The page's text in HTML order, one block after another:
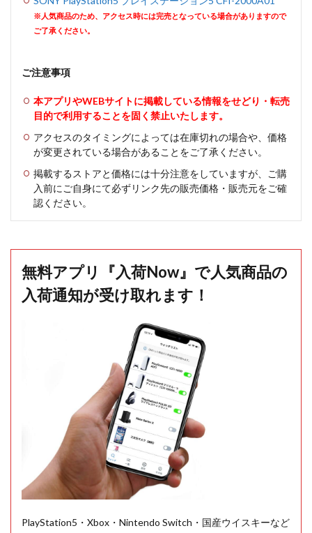
※人気商品のため、アクセス時には完売となっている場合がありますので
ご了承ください。
ご注意事項
本アプリやWEBサイトに掲載している情報をせどり・転売
目的で利用することを固く禁止いたします。
アクセスのタイミングによっては在庫切れの場合や、価格
が変更されている場合があることをご了承ください。
掲載するストアと価格には十分注意をしていますが、ご購
入前にご自身にて必ずリンク先の販売価格・販売元をご確
認ください。
無料アプリ『入荷Now』で人気商品の
入荷通知が受け取れます！
PlayStation5・Xbox・Nintendo Switch・国産ウイスキーなど